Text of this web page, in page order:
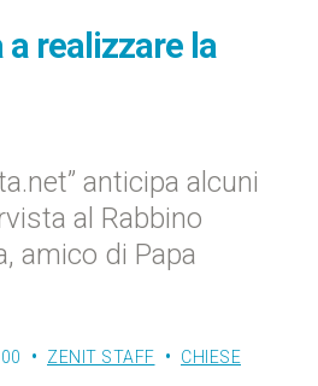
a realizzare la
anticipa alcuni
al Rabbino
amico di Papa
ZENIT STAFF
CHIESE